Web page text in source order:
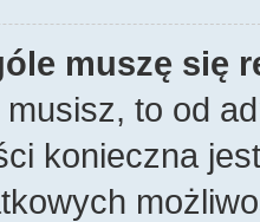
muszę się
to od
konieczna